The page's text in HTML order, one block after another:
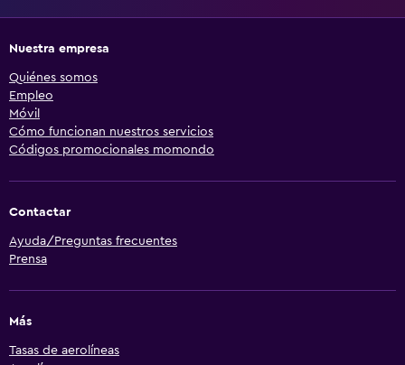
Nuestra empresa
Quiénes somos
Empleo
Móvil
Cómo funcionan nuestros servicios
Códigos promocionales momondo
Contactar
Ayuda/Preguntas frecuentes
Prensa
Más
Tasas de aerolíneas